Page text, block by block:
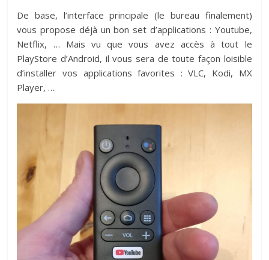
De base, l’interface principale (le bureau finalement)
vous propose déjà un bon set d’applications : Youtube,
Netflix, … Mais vu que vous avez accès à tout le
PlayStore d’Android, il vous sera de toute façon loisible
d’installer vos applications favorites : VLC, Kodi, MX
Player, …